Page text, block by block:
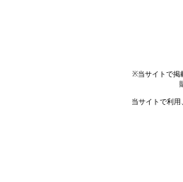
※当サイトで掲
当サイトで利